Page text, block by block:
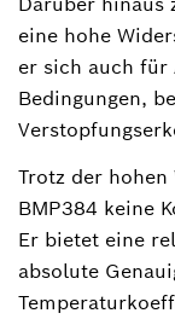
eine hohe
er sich auch für
Bedingungen,
Trotz der
BMP384 keine
Er bietet eine
absolute